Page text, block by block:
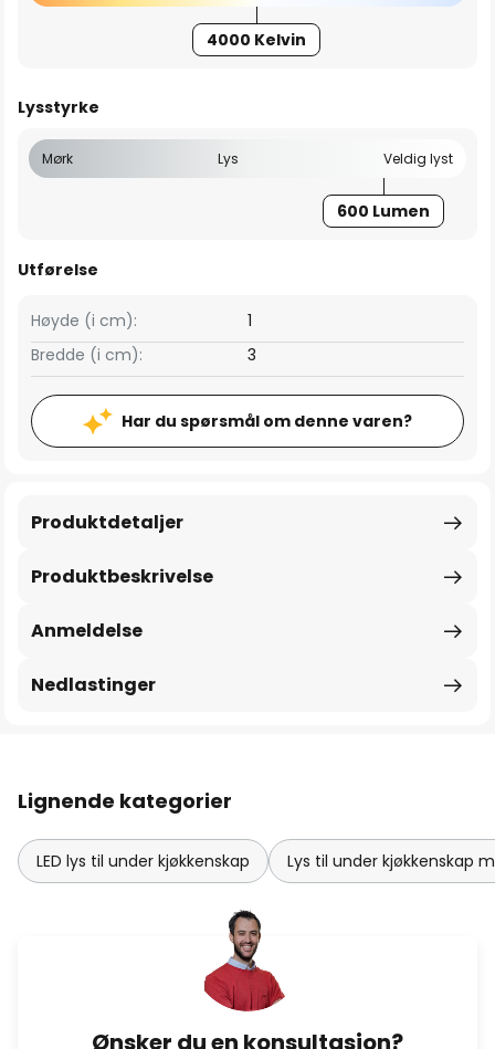
4000 Kelvin
Lysstyrke
Mørk Lys Veldig lyst
600 Lumen
Utførelse
Bredde (i cm): 3
Høyde (i cm): 1
Har du spørsmål om denne varen?
Produktbeskrivelse
Produktdetaljer
Anmeldelse
Nedlastinger
Lignende kategorier
LED lys til under kjøkkenskap Lys til under kjøkkenskap
Ønsker du en konsultasjon?